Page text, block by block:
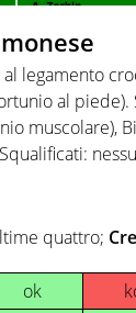
legamento
al piede).
muscolare),
quattro;
ok